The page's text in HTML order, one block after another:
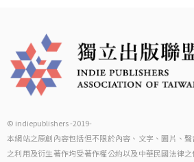
© indiepublishers -2019-
本網站之原創內容包括但不限於內容、文字、圖片、
之利用及衍生著作均受著作權公約以及中華民國法律